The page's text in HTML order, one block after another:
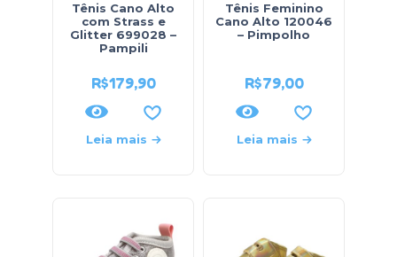
Tênis Cano Alto
com Strass e
Glitter 699028 –
Pampili
R$179,90
Leia mais
Tênis Feminino
Cano Alto 120046
– Pimpolho
R$79,00
Leia mais